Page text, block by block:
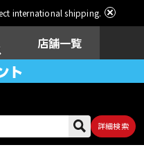
international shipping.
店舗一覧
詳細検索